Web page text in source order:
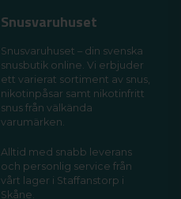
Snusvaruhuset
Snusvaruhuset – din svenska
snusbutik online. Vi erbjuder
ett varierat sortiment av snus,
nikotinpåsar samt nikotinfritt
snus från välkända
varumärken.
Alltid med snabb leverans
och personlig service från
vårt lager i Staffanstorp i
Skåne.